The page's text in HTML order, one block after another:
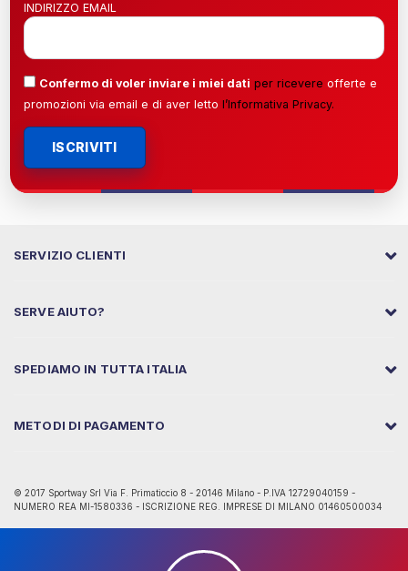
INDIRIZZO EMAIL
Confermo di voler inviare i miei dati per ricevere offerte e
promozioni via email e di aver letto l’Informativa Privacy.
ISCRIVITI
SERVIZIO CLIENTI
SERVE AIUTO?
SPEDIAMO IN TUTTA ITALIA
METODI DI PAGAMENTO
© 2017 Sportway Srl Via F. Primaticcio 8 - 20146 Milano - P.IVA 12729040159 -
NUMERO REA MI-1580336 - ISCRIZIONE REG. IMPRESE DI MILANO 01460500034